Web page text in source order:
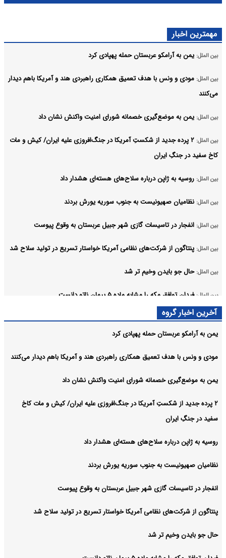
مهمترین اخبار
بین الملل: یمن به آرامکو عربستان حمله پهپادی کرد
بین الملل: مودی و ونس با هدف تعمیق همکاری راهبردی هند و آمریکا باهم دیدار
می‌کنند
بین الملل: یمن به موضع‌گیری خصمانه شورای امنیت واکنش نشان داد
بین الملل:
۲ پرده جدید از شکستِ آمریکا در جنگ‌افروزی علیه ایران/ کیش و مات
کاخ سفید در جنگِ ایران
بین الملل: روسیه به ژاپن درباره سلاح‌های هسته‌ای هشدار داد
بین الملل: نظامیان صهیونیست به جنوب سوریه یورش بردند
بین الملل: انفجار در تاسیسات گازی شهر جبیل عربستان به وقوع پیوست
بین الملل: پنتاگون از شرکت‌های نظامی آمریکا خواستار تسریع در تولید سلاح شد
بین الملل: حال جو بایدن وخیم تر شد
بین الملل: فیدان توافق مکه را مشابه ماده ۵ پیمان ناتو دانست
آخرین اخبار گروه
یمن به آرامکو عربستان حمله پهپادی کرد
مودی و ونس با هدف تعمیق همکاری راهبردی هند و آمریکا باهم دیدار می‌کنند
یمن به موضع‌گیری خصمانه شورای امنیت واکنش نشان داد
۲ پرده جدید از شکستِ آمریکا در جنگ‌افروزی علیه ایران/ کیش و مات کاخ
سفید در جنگِ ایران
روسیه به ژاپن درباره سلاح‌های هسته‌ای هشدار داد
نظامیان صهیونیست به جنوب سوریه یورش بردند
انفجار در تاسیسات گازی شهر جبیل عربستان به وقوع پیوست
پنتاگون از شرکت‌های نظامی آمریکا خواستار تسریع در تولید سلاح شد
حال جو بایدن وخیم تر شد